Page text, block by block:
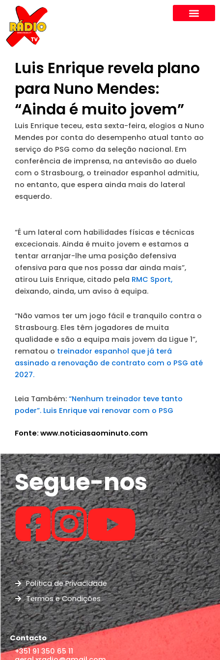
content
Luis Enrique revela plano
para Nuno Mendes:
“Ainda é muito jovem”
Luis Enrique teceu, esta sexta-feira, elogios a Nuno
Mendes por conta do desempenho atual tanto ao
serviço do PSG como da seleção nacional. Em
conferência de imprensa, na antevisão ao duelo
com o Strasbourg, o treinador espanhol admitiu,
no entanto, que espera ainda mais do lateral
esquerdo.
“É um lateral com habilidades físicas e técnicas
excecionais. Ainda é muito jovem e estamos a
tentar arranjar-lhe uma posição defensiva
ofensiva para que nos possa dar ainda mais”,
atirou Luis Enrique, citado pela RMC Sport,
deixando, ainda, um aviso à equipa.
“Não vamos ter um jogo fácil e tranquilo contra o
Strasbourg. Eles têm jogadores de muita
qualidade e são a equipa mais jovem da Ligue 1”,
rematou o treinador espanhol que já terá
assinado a renovação de contrato com o PSG até
2027.
Leia Também: “Nenhum treinador teve tanto
poder”. Luis Enrique vai renovar com o PSG
Fonte: www.noticiasaominuto.com
Segue-nos
Política de Privacidade
Termos e Condições
Contacto
+351 91 350 65 11